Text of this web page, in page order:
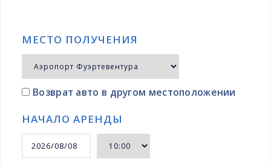
МЕСТО ПОЛУЧЕНИЯ
Возврат авто в другом местоположении
НАЧАЛО АРЕНДЫ